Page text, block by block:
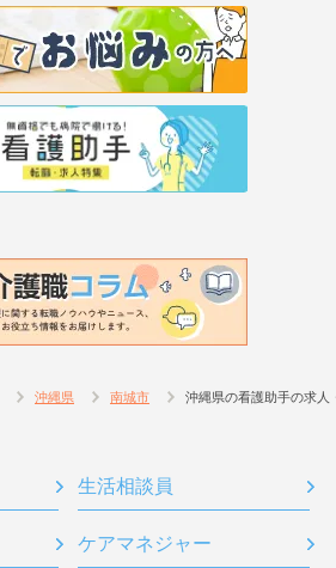
沖縄県 南城市 沖縄県の看護助手の求人
生活相談員
ケアマネジャー